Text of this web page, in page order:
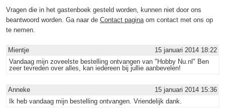
Vragen die in het gastenboek gesteld worden, kunnen niet door ons
beantwoord worden. Ga naar de Contact paginaom contact met ons op
te nemen.
Mientje
15 januari 2014 18:22
Vandaag mijn zoveelste bestelling ontvangen van "Hobby Nu.nl" Ben
zeer tevreden over alles, kan iedereen bij jullie aanbevelen!
Anneke
15 januari 2014 15:36
Ik heb vandaag mijn bestelling ontvangen. Vriendelijk dank.